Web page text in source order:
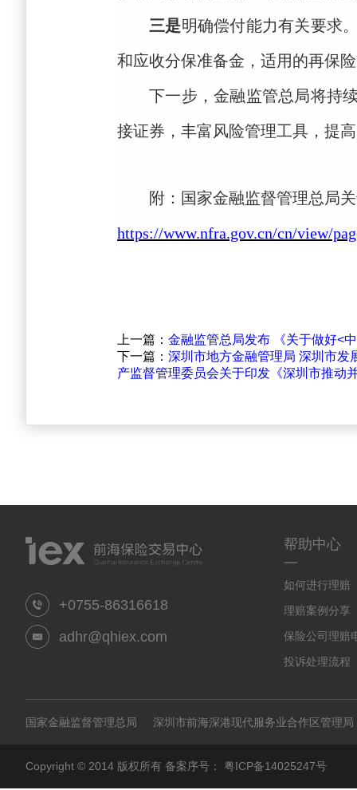
三是明确偿付能力有关要求
和应收分保准备金，适用的再保
下一步，金融监管总局将持
接证券，丰富风险管理工具，提
附：国家金融监督管理总局
https://www.nfra.gov.cn/cn/view/
上一篇： 金融监管总局发布 《关于做好<
下一篇： 深圳市地方金融管理局 深圳市发
产监督管理委员会关于印发《深圳市推
+0755-86316618
adhr@qhiex.com
帮助中心
一
如何进行理赔
理赔案例分享
保险公司理赔
投诉处理流程
国家金融监督管理总局 深圳市前海深港现代服务业合作区管理局
Copyright © 2014 版权所有 备案序号： 粤ICP备14025247号